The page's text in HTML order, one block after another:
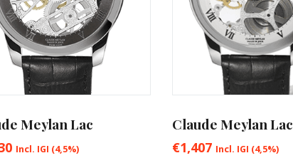
Meylan Lac
Incl. IGI (4,5%)
Claude Meylan Lac
€1,407 Incl. IGI (4,5%)